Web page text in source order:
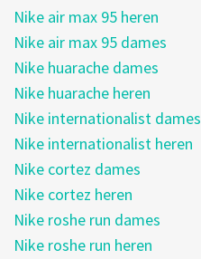
Nike air max 95 heren
Nike air max 95 dames
Nike huarache dames
Nike huarache heren
Nike internationalist dames
Nike internationalist heren
Nike cortez dames
Nike cortez heren
Nike roshe run dames
Nike roshe run heren